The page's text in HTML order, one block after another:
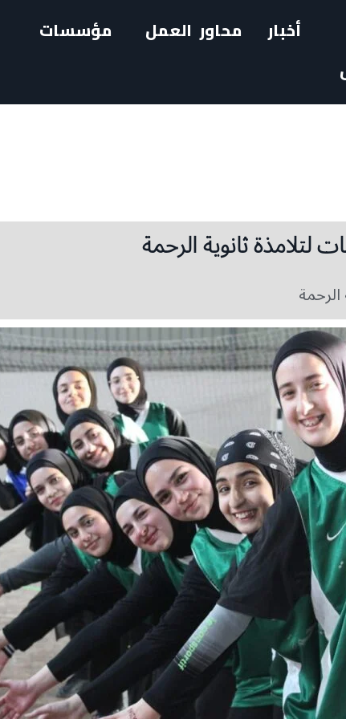
أخبار محاور العمل مؤسسات
لتلامذة ثانوية الرحمة
الرحمة